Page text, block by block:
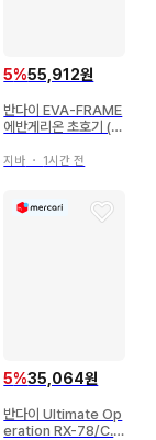
5%55,912원
반다이 EVA-FRAME
에반게리온 초호기 (크
r.) 아머 세트 + 프레임
지바 ・ 1시간 전
5%35,064원
반다이 Ultimate Op
eration RX-78/C.